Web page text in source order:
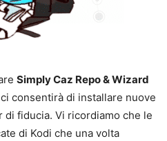
Simply Caz Repo & Wizard
consentirà di installare nuove
di fiducia. Vi ricordiamo che le
di Kodi che una volta